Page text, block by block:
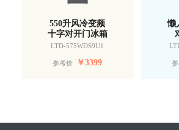
550升风冷变频
十字对开门冰箱
LTD-575WDS9U1
参考价 ￥3399
懒